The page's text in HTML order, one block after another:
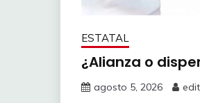
ESTATAL
¿Alianza o
agosto 5, 2026